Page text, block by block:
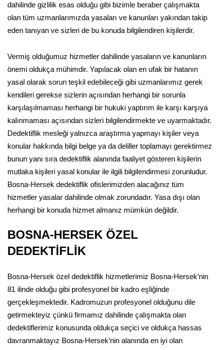
dahilinde gizlilik esas olduğu gibi bizimle beraber çalışmakta
olan tüm uzmanlarımızda yasaları ve kanunları yakından takip
eden tanıyan ve sizleri de bu konuda bilgilendiren kişilerdir.
Vermiş olduğumuz hizmetler dahilinde yasaların ve kanunların
önemi oldukça mühimdir. Yapılacak olan en ufak bir hatanın
yasal olarak sorun teşkil edebileceği gibi uzmanlarımız gerek
kendileri gerekse sizlerin açısından herhangi bir sorunla
karşılaşılmaması herhangi bir hukuki yaptırım ile karşı karşıya
kalınmaması açısından sizleri bilgilendirmekte ve uyarmaktadır.
Dedektiflik mesleği yalnızca araştırma yapmayı kişiler veya
konular hakkında bilgi belge ya da deliller toplamayı gerektirmez
bunun yanı sıra dedektiflik alanında faaliyet gösteren kişilerin
mutlaka kişileri yasal konular ile ilgili bilgilendirmesi zorunludur.
Bosna-Hersek dedektiflik ofislerimizden alacağınız tüm
hizmetler yasalar dahilinde olmak zorundadır. Yasa dışı olan
herhangi bir konuda hizmet almanız mümkün değildir.
BOSNA-HERSEK ÖZEL
DEDEKTİFLİK
Bosna-Hersek özel dedektiflik hizmetlerimiz Bosna-Hersek’nin
81 ilinde olduğu gibi profesyonel bir kadro eşliğinde
gerçekleşmektedir. Kadromuzun profesyonel olduğunu dile
getirmekteyiz çünkü firmamız dahilinde çalışmakta olan
dedektiflerimiz konusunda oldukça seçici ve oldukça hassas
davranmaktayız Bosna-Hersek’nin alanında en iyi olan